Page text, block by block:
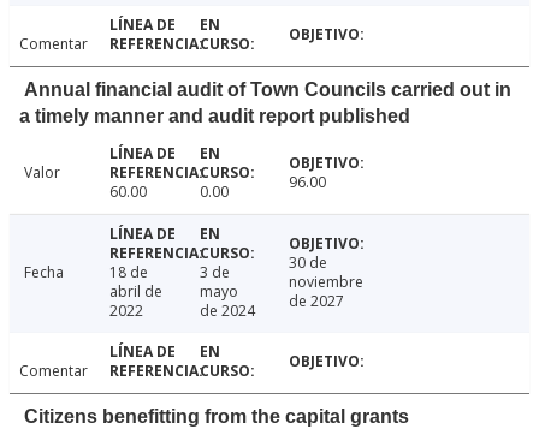
Comentar
Annual financial audit of Town Councils carried out in
a timely manner and audit report published
Valor
60.00
0.00 96.00
Fecha
18 de
abril de
2022
3 de
mayo
de 2024
30 de
noviembre
de 2027
Comentar
Citizens benefitting from the capital grants